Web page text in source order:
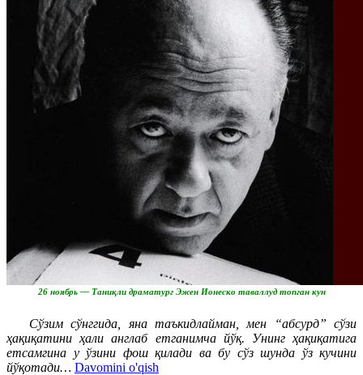
26 ноябрь — Таниқли драматург Эжен Ионеско таваллуд топган кун
Сўзим сўнггида, яна таъкидлайман, мен “абсурд” сўзи
ҳақиқатини ҳали англаб етганимча йўқ. Унинг ҳақиқатига
етсамгина у ўзини фош қилади ва бу сўз шунда ўз кучини
йўқотади… Davomini o'qish